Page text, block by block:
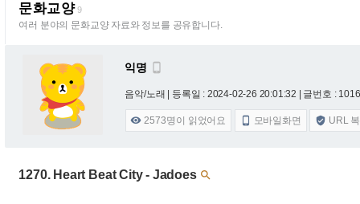
문화교양 9
여러 분야의 문화교양 자료와 정보를 공유합니다.
익명 
음악/노래 | 등록일 : 2024-02-26 20:01:32 | 글번호 :
 2573명이 읽었어요  모바일화면  URL
1270. Heart Beat City - Jadoes 